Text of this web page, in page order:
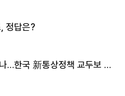
정답은?
…한국 新통상정책 교두보 활